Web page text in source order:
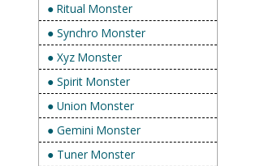
● Ritual Monster
● Synchro Monster
● Xyz Monster
● Spirit Monster
● Union Monster
● Gemini Monster
● Tuner Monster